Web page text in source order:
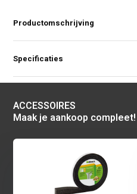
Productomschrijving
Specificaties
ACCESSOIRES
Maak je aankoop compleet!